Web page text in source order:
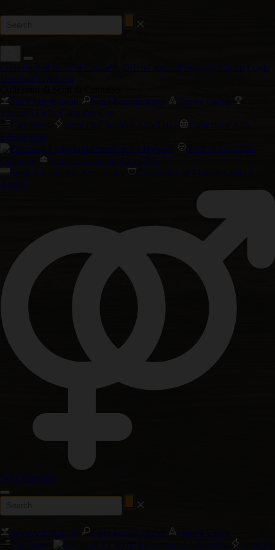
Collezioni di Semi di Cannabis Offerte speciali Servizio Clienti Login
Distributori Accedi
Semi Autofiorenti
Semi Femminizzati
Nuove Uscite
Vincitori Della Cannabis Cup
Cali Weed
Semi Di Cannabis Alto THC
Collezione Alto
Rendimento
Precision F1 Hybrids
Semi di Cannabis
Chill Out
Semi di Cannabis Alto CBD
Semi di Cannabis Amsterdam
Cannabis con Miglior Gusto e
Aroma
Semi Regolari
Semi Autofiorenti Semi Femminizzati
Nuove Uscite
Cali Weed
Precision F1 Hybrids Semi Di